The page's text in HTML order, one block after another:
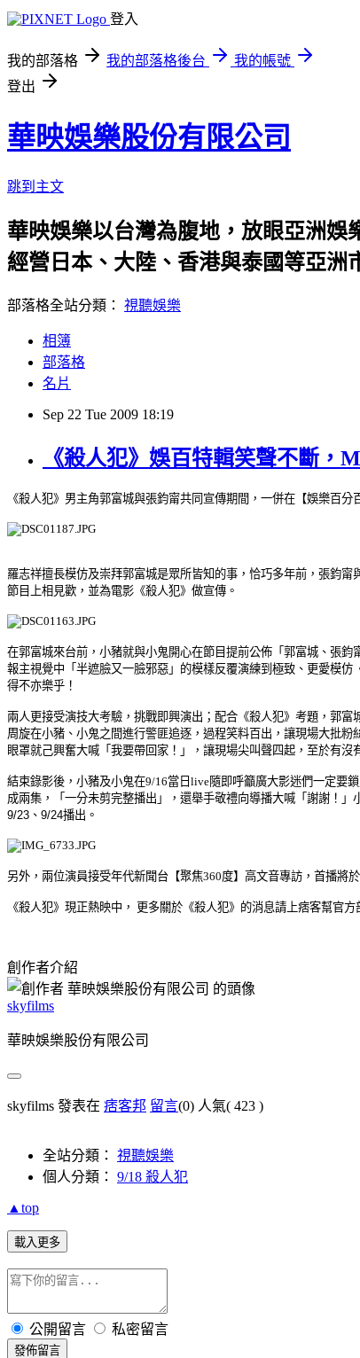
登入
我的部落格 我的部落格後台
我的帳號
登出
華映娛樂股份有限公司
跳到主文
華映娛樂以台灣為腹地，放眼亞洲娛
經營日本、大陸、香港與泰國等亞洲
部落格全站分類： 視聽娛樂
相簿
部落格
名片
Sep 22 Tue 2009 18:19
《殺人犯》娛百特輯笑聲不斷，
《殺人犯》男主角郭富城與張鈞甯共同宣傳期間，一併在 【娛樂百
羅志祥擅長模仿及崇拜郭富城是眾所皆知的事，恰巧多年前，張鈞
節目上相見歡，並為電影《殺人犯》做宣傳。
在郭富城來台前，小豬就與小鬼開心在節目提前公佈「郭富城、張
報主視覺中「半遮臉又一臉邪惡」的模樣反覆演練到極致、更愛模仿
得不亦樂乎！
兩人更接受演技大考驗，挑戰即興演出；配合《殺人犯》考題，郭
周旋在小豬、小鬼之間進行警匪追逐，過程笑料百出，讓現場大批
眼罩就己興奮大喊「我要帶回家！」，讓現場尖叫聲四起，至於有
結束錄影後， 小豬及小鬼在9/16當日 live隨即呼籲廣大影迷們一定要
成兩集，「一分未剪完整播出」，還舉手敬禮向導播大喊「謝謝！
9/23 、 9/24播出。
另外，兩位演員接受年代新聞台【聚焦360度】高文音專訪，首播將於
《殺人犯》現正熱映中， 更多關於《殺人犯》的消息請上痞客幫官方
創作者介紹
skyfilms
華映娛樂股份有限公司
skyfilms 發表在 痞客邦 留言(0) 人氣( 423 )
全站分類： 視聽娛樂
個人分類： 9/18 殺人犯
▲top
載入更多
公開留言 私密留言
發佈留言